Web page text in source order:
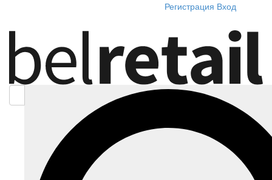
Регистрация Вход